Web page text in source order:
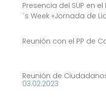
Presencia del SUP en
´s Week «Jornada de
Reunión con el PP de
Reunión de
03.02.2023